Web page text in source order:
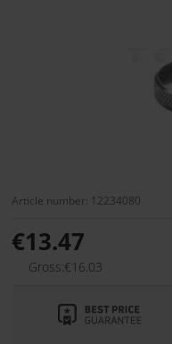
Article number: 12234080
€13.47
Gross:€16.03